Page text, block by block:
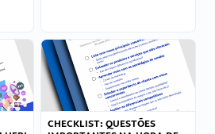
CHECKLIST: QUESTÕES